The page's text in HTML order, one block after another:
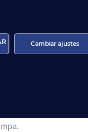
9.
Cambiar ajustes